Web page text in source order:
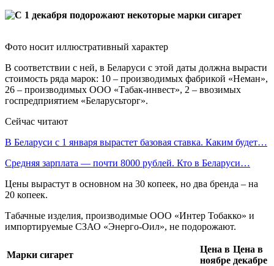
Фото носит иллюстративный характер
В соответствии с ней, в Беларуси с этой даты должна вырасти
стоимость ряда марок: 10 – производимых фабрикой «Неман»,
26 – производимых ООО «Табак-инвест», 2 – ввозимых
госпредприятием «Беларусьторг».
Сейчас читают
В Беларуси с 1 января вырастет базовая ставка. Каким будет…
Средняя зарплата — почти 8000 рублей. Кто в Беларуси…
Цены вырастут в основном на 30 копеек, но два бренда – на
20 копеек.
Табачные изделия, производимые ООО «Интер Тобакко» и
импортируемые СЗАО «Энерго-Оил», не подорожают.
Марки сигарет
Цена в
ноябре
Цена в
декабре